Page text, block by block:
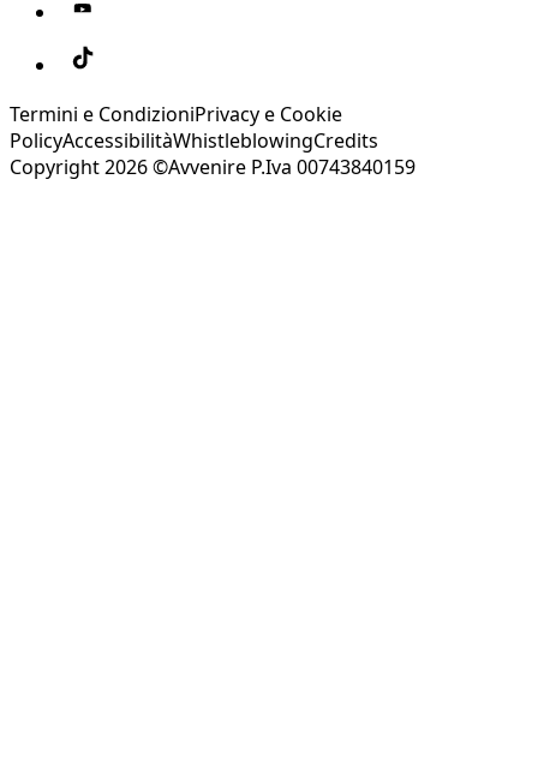
Termini e CondizioniPrivacy e Cookie
PolicyAccessibilitàWhistleblowingCredits
Copyright 2026 ©Avvenire P.Iva 00743840159